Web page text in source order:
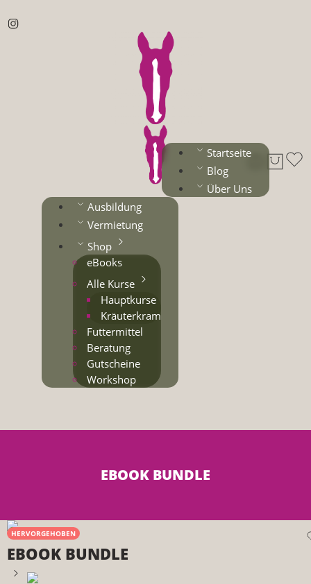
Startseite
Blog
Über Uns
Ausbildung
Vermietung
Shop
eBooks
Alle Kurse
Hauptkurse
Kräuterkram
Futtermittel
Beratung
Gutscheine
Workshop
EBOOK BUNDLE
HERVORGEHOBEN
EBOOK BUNDLE